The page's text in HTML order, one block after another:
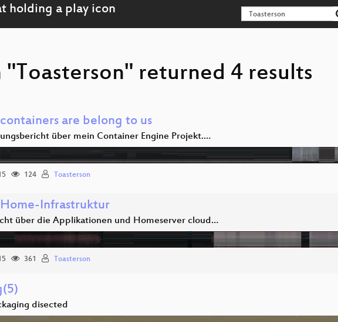
"Toasterson" returned 4 results
are belong to us
über mein Container Engine Projekt.…
124 Toasterson
Home-Infrastruktur
über die Applikationen und Homeserver cloud…
361 Toasterson
disected